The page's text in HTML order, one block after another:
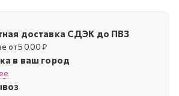
доставка СДЭК до ПВЗ
от 5 000 ₽
в ваш город